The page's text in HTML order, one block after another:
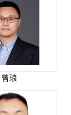
曾琅